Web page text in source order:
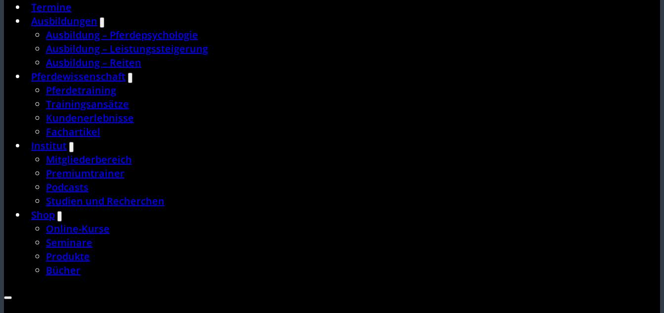
Termine
Ausbildungen
Ausbildung – Pferdepsychologie
Ausbildung – Leistungssteigerung
Ausbildung – Reiten
Pferdewissenschaft
Pferdetraining
Trainingsansätze
Kundenerlebnisse
Fachartikel
Institut
Mitgliederbereich
Premiumtrainer
Podcasts
Studien und Recherchen
Shop
Online-Kurse
Seminare
Produkte
Bücher